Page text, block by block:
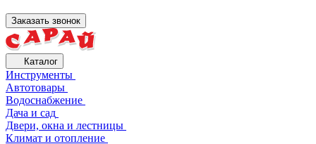
Заказать звонок
Каталог
Инструменты
Автотовары
Водоснабжение
Дача и сад
Двери, окна и лестницы
Климат и отопление